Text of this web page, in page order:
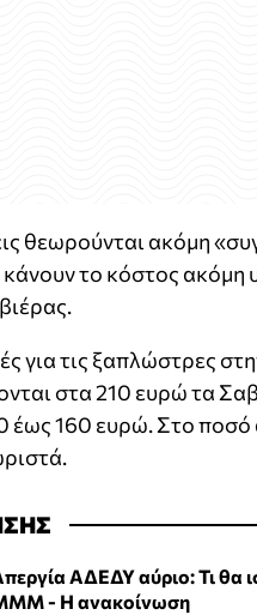
θεωρούνται ακόμη
το κόστος
για τις ξαπλώστρες
στα 210 ευρώ τα
έως 160 ευρώ. Στο ποσό
ΑΔΕΔΥ αύριο: Τι θα
- Η ανακοίνωση